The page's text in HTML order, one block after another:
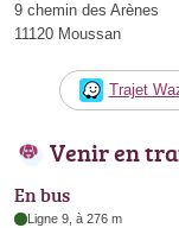
9 chemin des Arènes
11120 Moussan
Trajet
Venir en
En bus
Ligne 9, à 276 m